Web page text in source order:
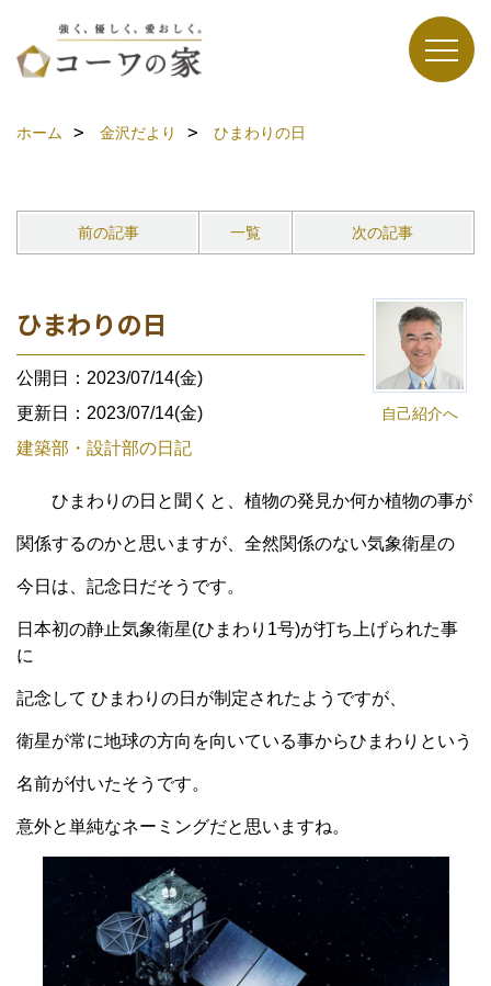
ホーム 金沢だより ひまわりの日
前の記事 一覧 次の記事
自己紹介へ
ひまわりの日
公開日：2023/07/14(金)
更新日：2023/07/14(金)
建築部・設計部の日記
ひまわりの日と聞くと、植物の発見か何か植物の事が
関係するのかと思いますが、全然関係のない気象衛星の
今日は、記念日だそうです。
日本初の静止気象衛星(ひまわり1号)が打ち上げられた事
に
記念して ひまわりの日が制定されたようですが、
衛星が常に地球の方向を向いている事からひまわりという
名前が付いたそうです。
意外と単純なネーミングだと思いますね。